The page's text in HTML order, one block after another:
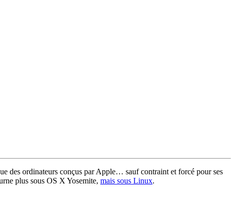
des ordinateurs conçus par Apple… sauf contraint et forcé pour ses
plus sous OS X Yosemite, mais sous Linux.